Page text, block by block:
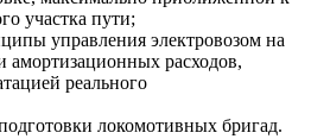
участка пути;
управления электровозом на
амортизационных расходов,
реального
локомотивных бригад.